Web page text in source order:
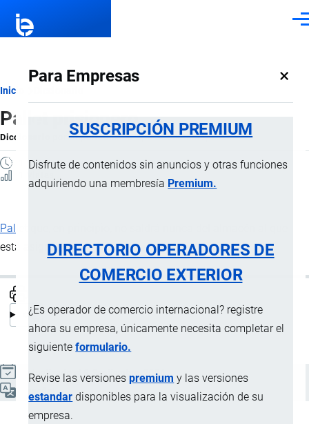
Para Empresas ×
SUSCRIPCIÓN PREMIUM
Disfrute de contenidos sin anuncios y otras funciones
adquiriendo una membresía Premium.
DIRECTORIO OPERADORES DE
COMERCIO EXTERIOR
¿Es operador de comercio internacional? registre
ahora su empresa, únicamente necesita completar el
siguienteformulario.
Revise las versionespremium y las versiones
estandar disponibles para la visualización de su
empresa.
Ruta
de
navegación
Inicio
Pallet prisionero
Diccionario porImportaciones …, 8 Septiembre, 2024
1 MINUTO
Pallet
está asignado.
Actualizado el 9 Septiembre, 2024
Español